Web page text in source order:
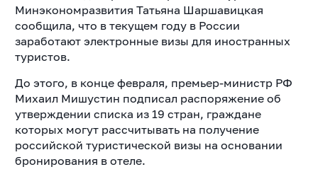
Минэкономразвития Татьяна Шаршавицкая
сообщила, что в текущем году в России
заработают электронные визы для иностранных
туристов.
До этого, в конце февраля, премьер-министр РФ
Михаил Мишустин подписал распоряжение об
утверждении списка из 19 стран, граждане
которых могут рассчитывать на получение
российской туристической визы на основании
бронирования в отеле.